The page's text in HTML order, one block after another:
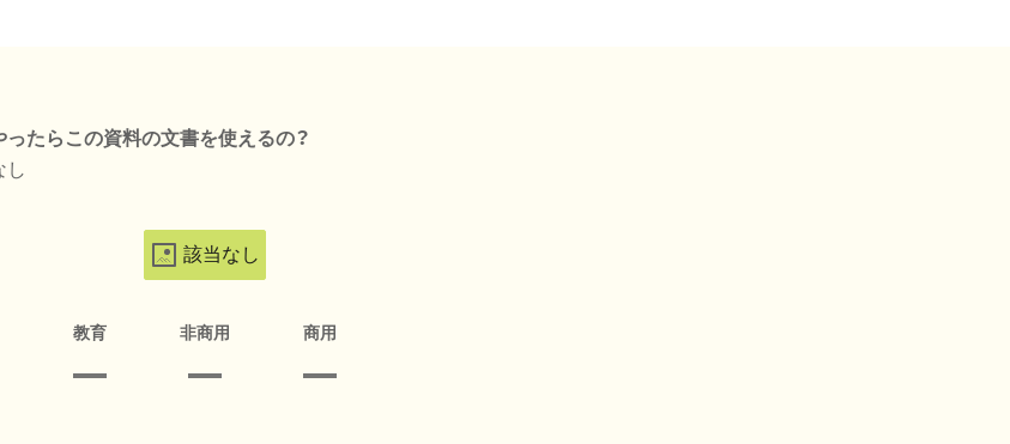
ったらこの資料の文書を使えるの？
し
該当なし
教育 非商用 商用